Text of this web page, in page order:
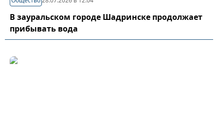
В зауральском городе Шадринске продолжает
прибывать вода